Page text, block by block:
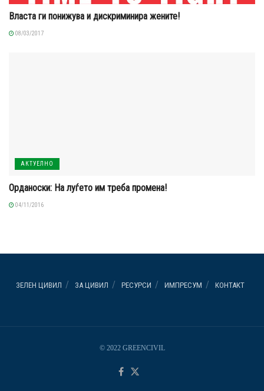
Власта ги понижува и дискриминира жените!
08/03/2017
АКТУЕЛНО
Орданоски: На луѓето им треба промена!
04/11/2016
ЗЕЛЕН ЦИВИЛ ЗА ЦИВИЛ РЕСУРСИ ИМПРЕСУМ КОНТАКТ
© 2022 GREENCIVIL